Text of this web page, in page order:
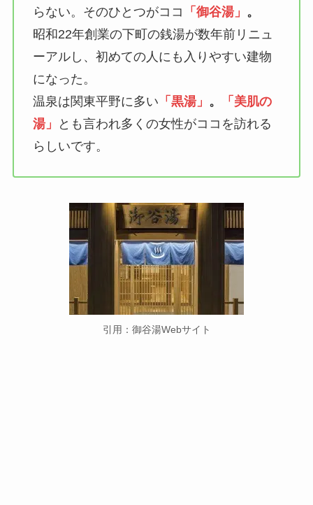
らない。そのひとつがココ
「御谷湯」 。
昭和22年創業の下町の銭湯が数年前リニュ
ーアルし、初めての人にも入りやすい建物
になった。
温泉は関東平野に多い 「黒湯」 。
「美肌の
湯」
とも言われ多くの女性がココを訪れる
らしいです。
引用：御谷湯Webサイト